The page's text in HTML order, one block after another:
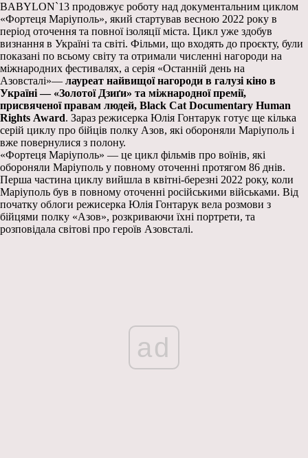
BABYLON`13 продовжує роботу над документальним циклом
«Фортеця Маріуполь», який стартував весною 2022 року в
період оточення та повної ізоляції міста. Цикл уже здобув
визнання в Україні та світі. Фільми, що входять до проєкту, були
показані по всьому світу та отримали численні нагороди на
міжнародних фестивалях, а серія «Останній день на
Азовсталі»— лауреат найвищої нагороди в галузі кіно в
Україні — «Золотої Дзиґи» та міжнародної премії,
присвяченої правам людей, Black Cat Documentary Human
Rights Award. Зараз режисерка Юлія Гонтарук готує ще кілька
серій циклу про бійців полку Азов, які обороняли Маріуполь і
вже повернулися з полону.
«Фортеця Маріуполь» — це цикл фільмів про воїнів, які
обороняли Маріуполь у повному оточенні протягом 86 днів.
Перша частина циклу вийшла в квітні-березні 2022 року, коли
Маріуполь був в повному оточенні російськими військами. Від
початку облоги режисерка Юлія Гонтарук вела розмови з
бійцями полку «Азов», розкриваючи їхні портрети, та
розповідала світові про героїв Азовсталі.
ad